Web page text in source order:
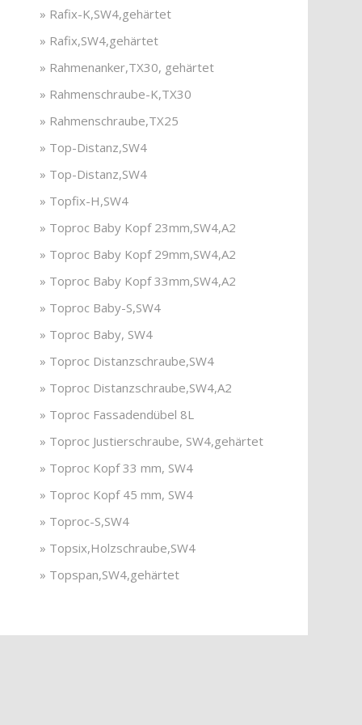
» Rafix-K,SW4,gehärtet
» Rafix,SW4,gehärtet
» Rahmenanker,TX30, gehärtet
» Rahmenschraube-K,TX30
» Rahmenschraube,TX25
» Top-Distanz,SW4
» Top-Distanz,SW4
» Topfix-H,SW4
» Toproc Baby Kopf 23mm,SW4,A2
» Toproc Baby Kopf 29mm,SW4,A2
» Toproc Baby Kopf 33mm,SW4,A2
» Toproc Baby-S,SW4
» Toproc Baby, SW4
» Toproc Distanzschraube,SW4
» Toproc Distanzschraube,SW4,A2
» Toproc Fassadendübel 8L
» Toproc Justierschraube, SW4,gehärtet
» Toproc Kopf 33 mm, SW4
» Toproc Kopf 45 mm, SW4
» Toproc-S,SW4
» Topsix,Holzschraube,SW4
» Topspan,SW4,gehärtet